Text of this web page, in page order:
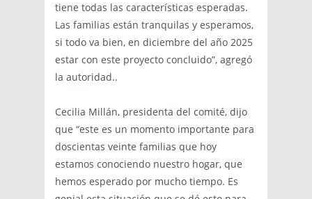
tiene todas las características esperadas.
Las familias están tranquilas y esperamos,
si todo va bien, en diciembre del año 2025
estar con este proyecto concluido”, agregó
la autoridad..
Cecilia Millán, presidenta del comité, dijo
que “este es un momento importante para
doscientas veinte familias que hoy
estamos conociendo nuestro hogar, que
hemos esperado por mucho tiempo. Es